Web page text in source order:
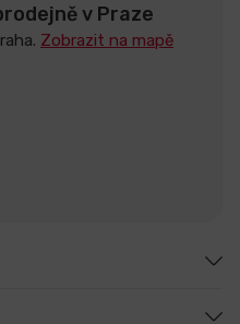
v Praze
Zobrazit na mapě